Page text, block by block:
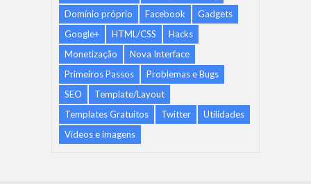
Domínio próprio
Facebook
Gadgets
Google+
HTML/CSS
Hacks
Monetização
Nova Interface
Primeiros Passos
Problemas e Bugs
SEO
Template/Layout
Templates Gratuitos
Twitter
Utilidades
Vídeos e imagens